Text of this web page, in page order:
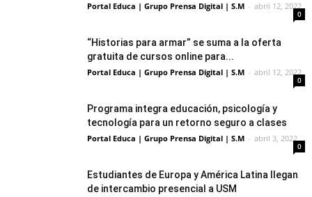
Portal Educa | Grupo Prensa Digital | S.M - abril 12, 2022
0
“Historias para armar” se suma a la oferta
gratuita de cursos online para...
Portal Educa | Grupo Prensa Digital | S.M - abril 12, 2022
0
Programa integra educación, psicología y
tecnología para un retorno seguro a clases
Portal Educa | Grupo Prensa Digital | S.M - abril 3, 2022
0
Estudiantes de Europa y América Latina llegan
de intercambio presencial a USM